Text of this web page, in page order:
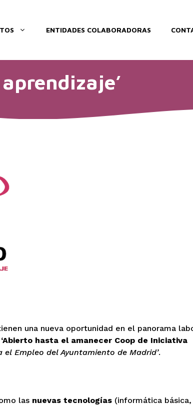
ENTIDADES COLABORADORAS
una nueva oportunidad en el panorama
‘Abierto hasta el amanecer Coop de Iniciativa
el Empleo del Ayuntamiento de Madrid’.
las nuevas tecnologías (informática